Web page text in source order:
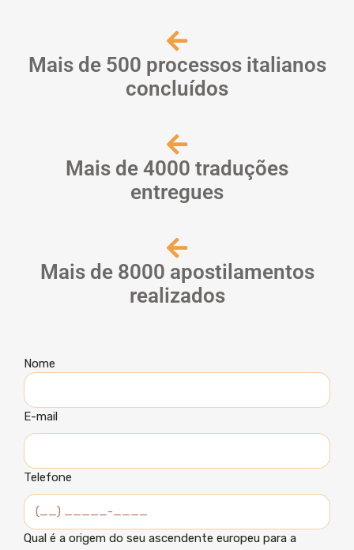
Mais de 500 processos italianos
concluídos
Mais de 4000 traduções
entregues
Mais de 8000 apostilamentos
realizados
Nome
E-mail
Telefone
Qual é a origem do seu ascendente europeu para a